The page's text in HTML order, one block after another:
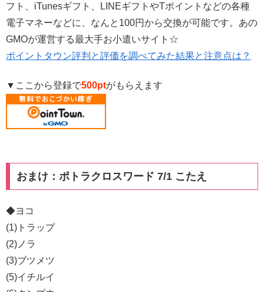
フト、iTunesギフト、LINEギフトやTポイントなどの各種
電子マネーなどに、なんと100円から交換が可能です。あの
GMOが運営する最大手お小遣いサイト☆
ポイントタウン評判と評価を調べてみた結果と注意点は？
▼ここから登録で500ptがもらえます
おまけ：ポトラクロスワード 7/1 こたえ
◆ヨコ
(1)トラップ
(2)ノラ
(3)ブツメツ
(5)イチルイ